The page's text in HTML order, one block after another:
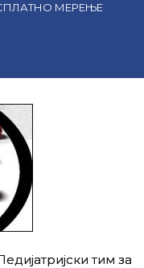
МЕРЕЊЕ
тим за